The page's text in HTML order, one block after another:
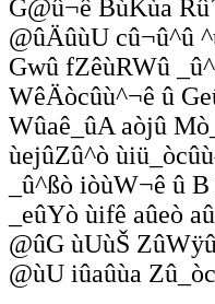
G@û¬ê BùKùa
@ûÄûùU cû¬û^û
Gwû fZêùRWû
WêÄòcûù^¬ê û
Wûaê_ûA aòjû
ùejûZû^ò
_û^ßò iòùW¬ê û
_eûYò ùifê aûeò
@ûG ùUùŠ
@ùU iûaûùa